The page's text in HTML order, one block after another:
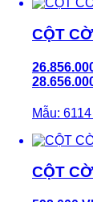
CỘT
Mẫu:
CỘT